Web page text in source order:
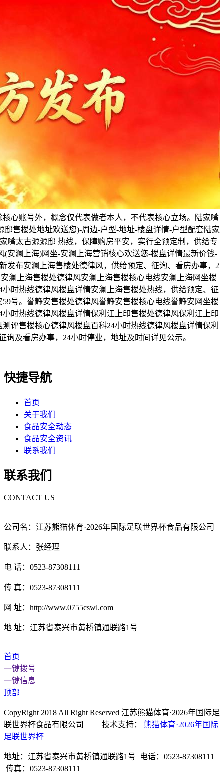
心账号外，概念仅代表做者本人，不代表核心立场。陆家嘴
售楼处地址欢送您)-周边-户型-地址-楼盘详情-户型配套陆家
嘴太古源源邸 热线，保障购房平安，实行全预定制，供给专
安澜上海)网坐-安澜上海营销核心欢送您-楼盘详情最新价钱-
发布安澜上海售楼处德律风，供给预定、征询、看房办事，2
澜上海售楼处德律风安澜上海售楼核心电线安澜上海网坐楼
时热线德律风楼盘详情安澜上海售楼处热线，供给预定、征
号。誉静安售楼处德律风誉静安售楼核心电线誉静安网坐楼
时热线德律风楼盘详情保利江上印售楼处德律风保利江上印
评售楼核心德律风楼盘百科24小时热线德律风楼盘详情保利
询及看房办事，24小时停业，地址及时间详见公示。
快捷导航
首页
关于我们
食品安全动态
食品安全资讯
联系我们
联系我们
CONTACT US
公司名：江苏熊猫体育·2026年国际足联世界杯食品有限公司
联系人：张经理
电 话：0523-87308111
传 真：0523-87308111
网 址：http://www.0755cswl.com
地 址：江苏省泰兴市黄桥镇通联路1号
首页
一键拨号
一键信息
顶部
CopyRight 2018 All Right Reserved 江苏熊猫体育·2026年国际足
联世界杯食品有限公司 技术支持： 熊猫体育·2026年国际
足联世界杯
地址：江苏省泰兴市黄桥镇通联路1号 电话：0523-87308111
传真：0523-87308111